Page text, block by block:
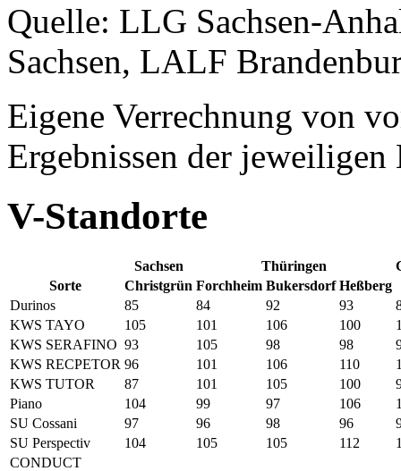
Quelle: LLG Sachsen-
Sachsen, LALF
Eigene Verrechnung von
Ergebnissen der jeweiligen
V-Standorte
Sachsen Thüringen
Sorte
Christgrün Forchheim Bukersdorf Heßberg
Durinos
85 84 92 93
KWS TAYO
105 101 106 100
KWS SERAFINO 93 105 98 98
KWS RECPETOR 96 101 106 110
KWS TUTOR
87 101 105 100
Piano
104 99 97 106
SU Cossani
97 96 98 96
SU Perspectiv
104 105 105 112
CONDUCT